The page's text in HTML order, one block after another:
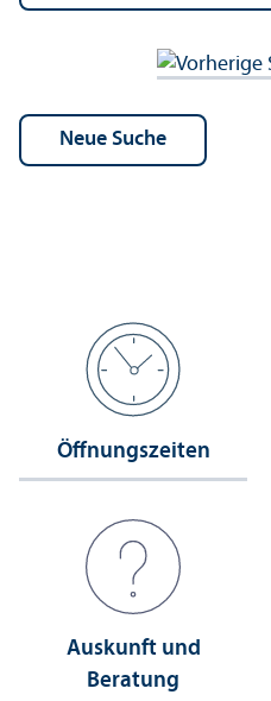
Öffnungs­zeiten
Auskunft und
Beratung